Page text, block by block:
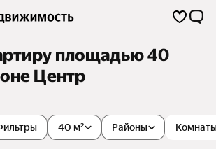
площадью 40
Центр
40 м² Районы